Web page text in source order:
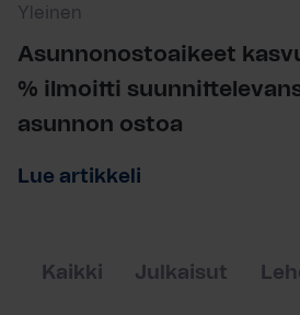
Yleinen
Asunnonostoaikeet
% ilmoitti
asunnon ostoa
Lue artikkeli
Kaikki Julkaisut